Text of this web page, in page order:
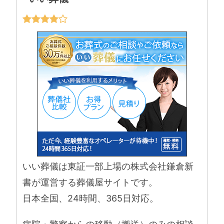
いい葬儀は東証一部上場の株式会社鎌倉新
書が運営する葬儀屋サイトです。
日本全国、24時間、365日対応。